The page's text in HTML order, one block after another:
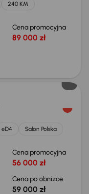
240 KM
Cena promocyjna
89 000 zł
eD4
Salon Polska
Cena promocyjna
56 000 zł
Cena po obniżce
59 000 zł